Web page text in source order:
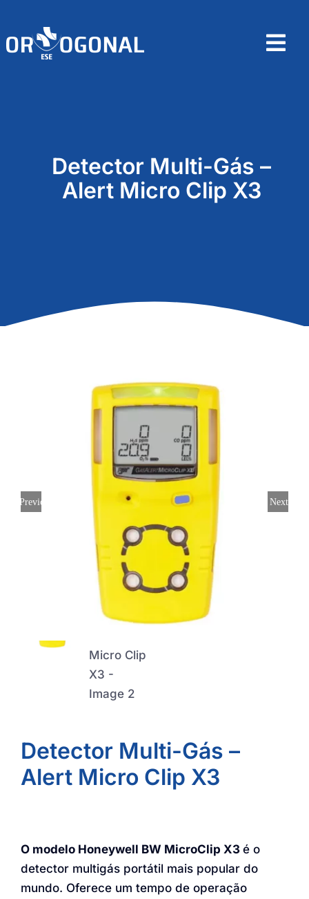
content
ProdutosDetector Multi-Gás –
Alert Micro Clip X3
Previous Next
Detector Multi-Gás –
Alert Micro Clip X3
O modelo Honeywell BW MicroClip X3 é o
detector multigás portátil mais popular do
mundo. Oferece um tempo de operação